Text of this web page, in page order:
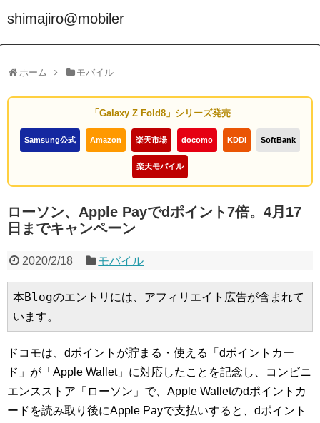
shimajiro@mobiler
ホーム モバイル
「Galaxy Z Fold8」シリーズ発売
Samsung公式 Amazon 楽天市場 docomo KDDI SoftBank
楽天モバイル
ローソン、Apple Payでdポイント7倍。4月17
日までキャンペーン
2020/2/18 モバイル
本Blogのエントリには、アフィリエイト広告が含まれて
います。
ドコモは、dポイントが貯まる・使える「dポイントカー
ド」が「Apple Wallet」に対応したことを記念し、コンビニ
エンスストア「ローソン」で、Apple Walletのdポイントカ
ードを読み取り後にApple Payで支払いすると、dポイント